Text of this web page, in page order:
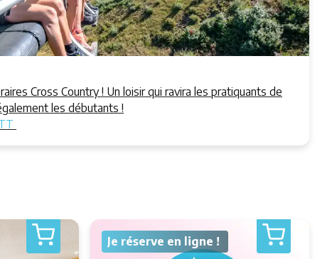
Cross Country ! Un loisir qui ravira les pratiquants de
les débutants !
Je réserve en ligne !